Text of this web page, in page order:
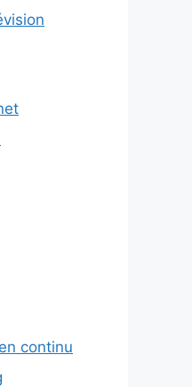
continu